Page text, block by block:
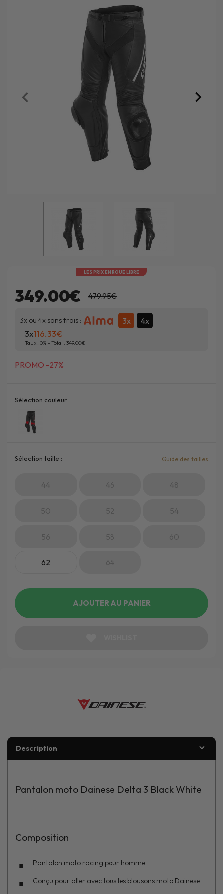
LES PRIX EN ROUE LIBRE
349.00€ 479.95€
PROMO -27%
3x ou 4x sans frais : 3x 4x
3x116.33
Taux : 0% - Total : 349.00
Sélection couleur :
Sélection taille :
44 46 48
50 52 54
56 58 60
62 64
Guide des tailles
AJOUTER AU PANIER
Description
Pantalon moto Dainese Delta 3 Black White
Composition
Pantalon moto racing pour homme
Conçu pour aller avec tous les blousons moto Dainese